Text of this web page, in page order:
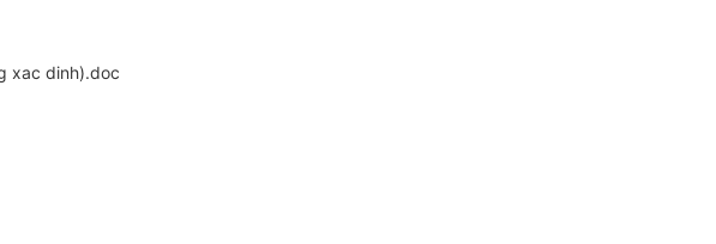
xac dinh).doc